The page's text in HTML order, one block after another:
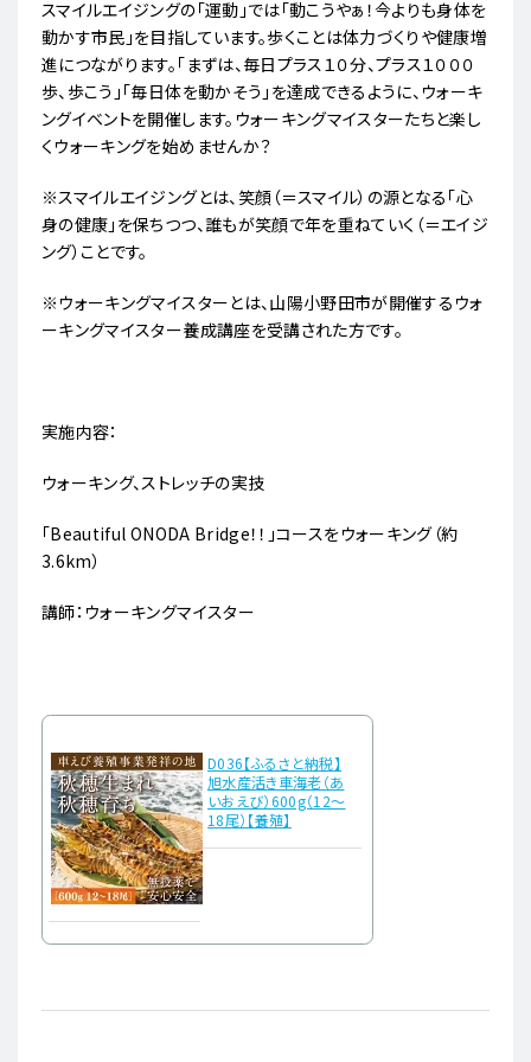
スマイルエイジングの「運動」では「動こうやぁ！今よりも身体を
動かす市民」を目指しています。歩くことは体力づくりや健康増
進につながります。「まずは、毎日プラス１０分、プラス１０００
歩、歩こう」「毎日体を動かそう」を達成できるように、ウォーキ
ングイベントを開催します。ウォーキングマイスターたちと楽し
くウォーキングを始めませんか？
※スマイルエイジングとは、笑顔（＝スマイル）の源となる「心
身の健康」を保ちつつ、誰もが笑顔で年を重ねていく（＝エイジ
ング）ことです。
※ウォーキングマイスターとは、山陽小野田市が開催するウォ
ーキングマイスター養成講座を受講された方です。
実施内容：
ウォーキング、ストレッチの実技
「Beautiful ONODA Bridge！！」コースをウォーキング（約
3.6km）
講師：ウォーキングマイスター
D036【ふるさと納税】
旭水産活き車海老（あ
いおえび）600g（12～
18尾）【養殖】